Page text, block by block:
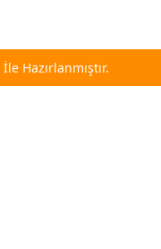
İle Hazırlanmıştır.